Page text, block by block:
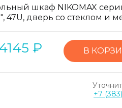
шкаф NIKOMAX
47U, дверь со стеклом и
₽ В
+7